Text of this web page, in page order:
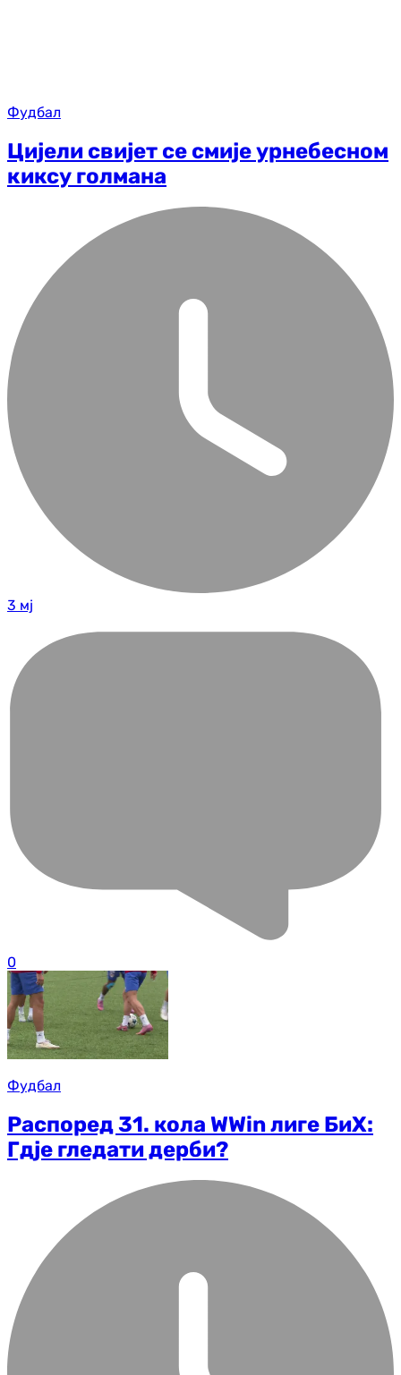
Фудбал
Цијели свијет се смије урнебесном
киксу голмана
3 мј
0
Фудбал
Распоред 31. кола WWin лиге БиХ:
Гдје гледати дерби?